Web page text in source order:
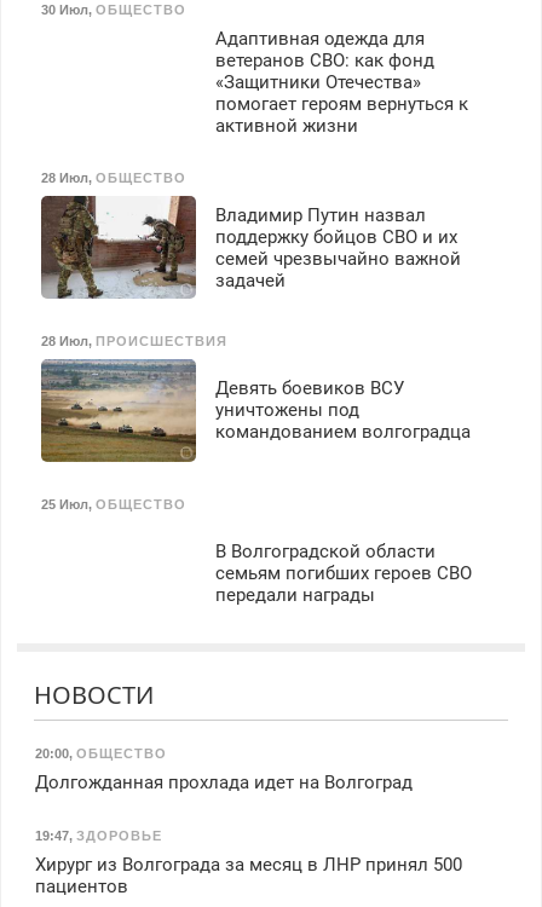
30 Июл, ОБЩЕСТВО
Адаптивная одежда для
ветеранов СВО: как фонд
«Защитники Отечества»
помогает героям вернуться к
активной жизни
28 Июл, ОБЩЕСТВО
Владимир Путин назвал
поддержку бойцов СВО и их
семей чрезвычайно важной
задачей
28 Июл, ПРОИСШЕСТВИЯ
Девять боевиков ВСУ
уничтожены под
командованием волгоградца
25 Июл, ОБЩЕСТВО
В Волгоградской области
семьям погибших героев СВО
передали награды
НОВОСТИ
20:00, ОБЩЕСТВО
Долгожданная прохлада идет на Волгоград
19:47, ЗДОРОВЬЕ
Хирург из Волгограда за месяц в ЛНР принял 500
пациентов